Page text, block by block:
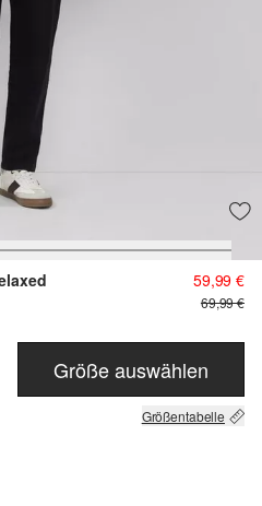
59,99 €
69,99 €
Größe auswählen
Größentabelle